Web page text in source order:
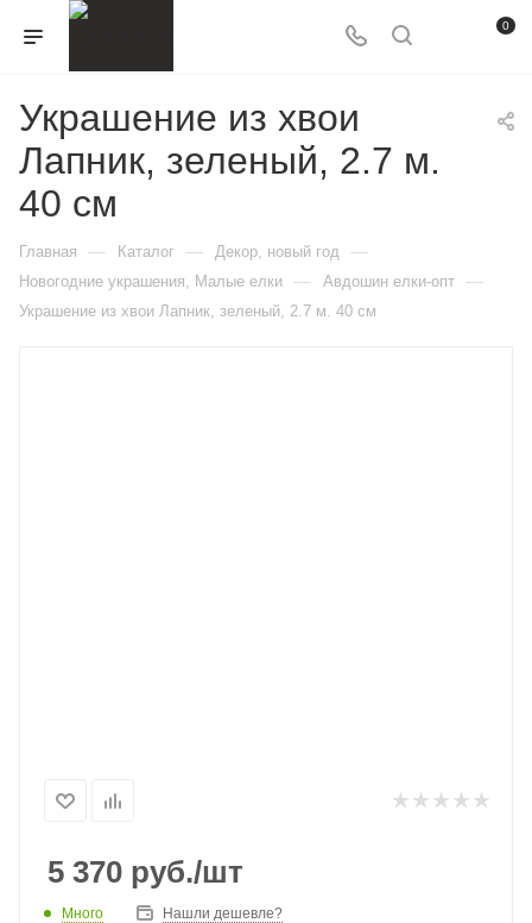
0
Украшение из хвои
Лапник, зеленый, 2.7 м.
40 см
Главная — Каталог — Декор, новый год —
Новогодние украшения, Малые елки — Авдошин елки-опт —
Украшение из хвои Лапник, зеленый, 2.7 м. 40 см
5 370 руб./шт
Много Нашли дешевле?